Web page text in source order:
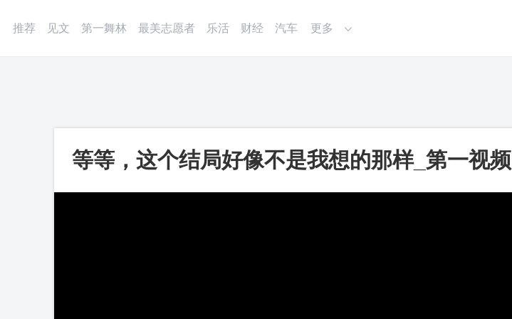
推荐 见文 第一舞林 最美志愿者 乐活 财经 汽车 更多
等等，这个结局好像不是我想的那样_第一视频